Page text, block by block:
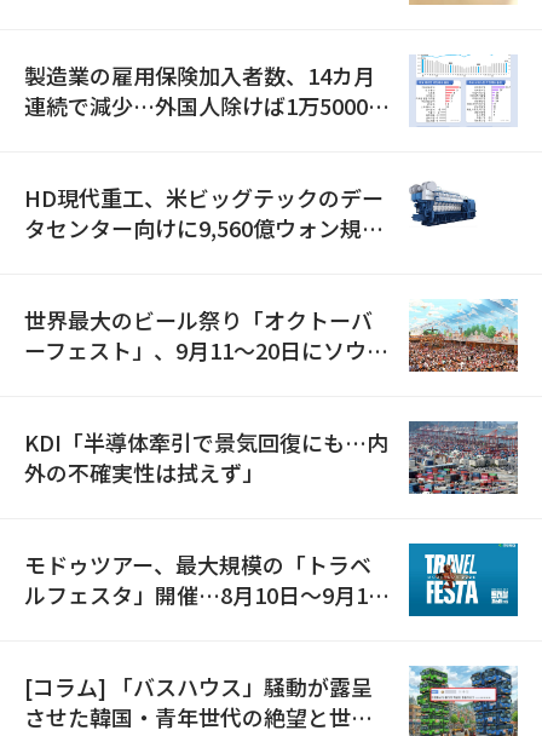
製造業の雇用保険加入者数、14カ月
連続で減少…外国人除けば1万5000人
HD現代重工、米ビッグテックのデー
タセンター向けに9,560億ウォン規模
世界最大のビール祭り「オクトーバ
ーフェスト」、9月11〜20日にソウル
KDI「半導体牽引で景気回復にも…内
外の不確実性は拭えず」
モドゥツアー、最大規模の「トラベ
ルフェスタ」開催…8月10日～9月11
[コラム] 「バスハウス」騒動が露呈
させた韓国・青年世代の絶望と世代